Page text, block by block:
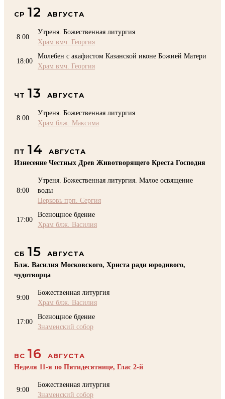
СР 12 АВГУСТА
8:00
Утреня. Божественная литургия
Храм вмч. Георгия
18:00
Молебен с акафистом Казанской иконе Божией Матери
Храм вмч. Георгия
ЧТ 13 АВГУСТА
8:00
Утреня. Божественная литургия
Храм блж. Максима
ПТ 14
АВГУСТА
Изнесение Честных Древ Животворящего Креста Господня
8:00
Утреня. Божественная литургия. Малое освящение
воды
Церковь прп. Сергия
17:00
Всенощное бдение
Храм блж. Василия
СБ 15
АВГУСТА
Блж. Василия Московского, Христа ради юродивого,
чудотворца
9:00
Божественная литургия
Храм блж. Василия
17:00
Всенощное бдение
Знаменский собор
ВС 16
АВГУСТА
Неделя 11-я по Пятидесятнице, Глас 2-й
9:00
Божественная литургия
Знаменский собор